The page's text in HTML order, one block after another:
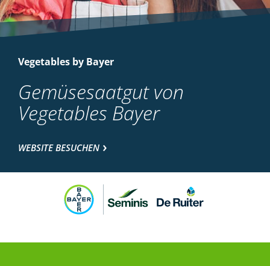
Vegetables by Bayer
Gemüsesaatgut von
Vegetables Bayer
WEBSITE BESUCHEN